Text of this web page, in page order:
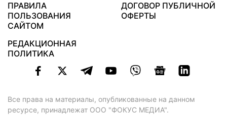
ПРАВИЛА
ПОЛЬЗОВАНИЯ
САЙТОМ
ДОГОВОР ПУБЛИЧНОЙ
ОФЕРТЫ
РЕДАКЦИОННАЯ
ПОЛИТИКА
Все права на материалы, опубликованные на данном
ресурсе, принадлежат ООО "ФОКУС МЕДИА".